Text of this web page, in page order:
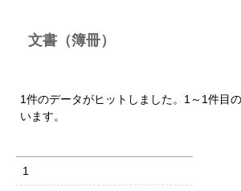
文書（簿冊）
1件のデータがヒットしました。1～1件目
います。
1